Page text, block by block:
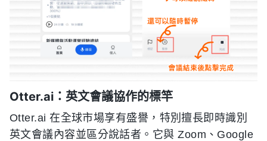
Otter.ai：英文會議協作的標竿
Otter.ai 在全球市場享有盛譽，特別擅長即時識別
英文會議內容並區分說話者。它與 Zoom、Google